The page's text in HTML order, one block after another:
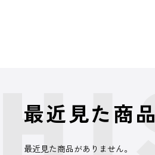
最近見た商品
最近見た商品がありません。